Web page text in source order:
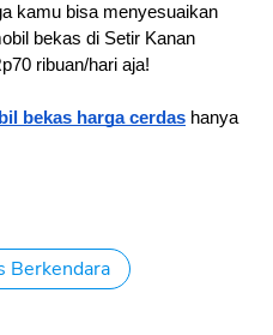
kamu bisa menyesuaikan
bekas di Setir Kanan
ribuan/hari aja!
bekas harga cerdas hanya
Berkendara